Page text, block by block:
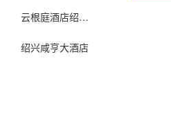
云根庭酒店绍兴客运中心店
绍兴咸亨大酒店